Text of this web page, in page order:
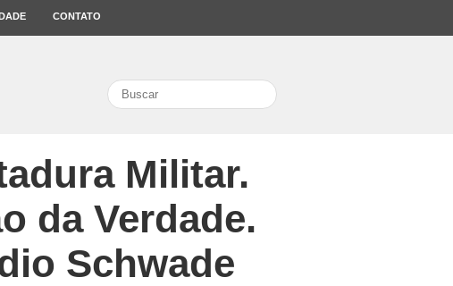
CONTATO
search
Militar.
da Verdade.
Schwade